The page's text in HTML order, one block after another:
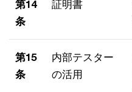
第14
条
証明書
第15
条
内部テスター
の活用